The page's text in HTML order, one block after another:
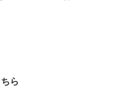
ら